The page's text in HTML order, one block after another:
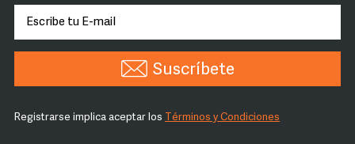
Suscríbete
Registrarse implica aceptar los Términos y Condiciones